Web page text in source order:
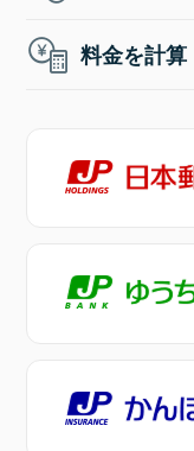
料金を計算